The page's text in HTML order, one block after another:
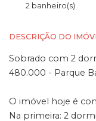
2 banheiro(s)
DESCRIÇÃO DO
Sobrado com 2
480.000 - Parque
O imóvel hoje é
Na primeira: 2